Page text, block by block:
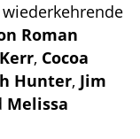
Roman
, Cocoa
Hunter, Jim
Melissa